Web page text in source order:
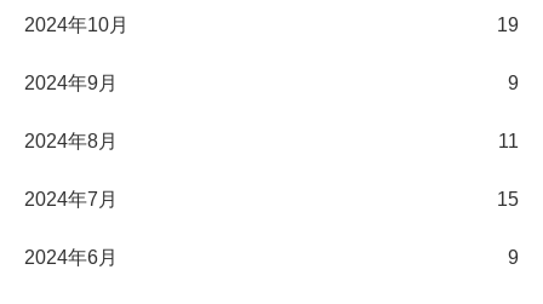
2024年10月 19
2024年9月 9
2024年8月 11
2024年7月 15
2024年6月 9